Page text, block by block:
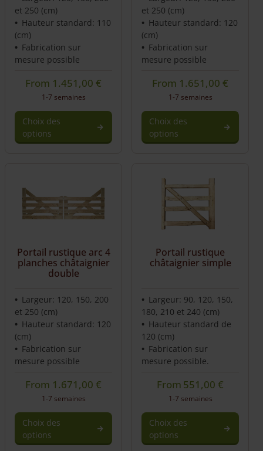
et 250 (cm)
Hauteur standard: 110
(cm)
Fabrication sur
mesure possible
From 1.451,00 €
1-7 semaines
Choix des
options
et 250 (cm)
Hauteur standard: 120
(cm)
Fabrication sur
mesure possible
From 1.651,00 €
1-7 semaines
Choix des
options
Portail rustique arc 4
planches châtaignier
double
Largeur: 120, 150, 200
et 250 (cm)
Hauteur standard: 120
(cm)
Fabrication sur
mesure possible
From 1.671,00 €
1-7 semaines
Choix des
options
Portail rustique
châtaignier simple
Largeur: 90, 120, 150,
180, 210 et 240 (cm)
Hauteur standard de
120 (cm)
Fabrication sur
mesure possible.
From 551,00€
1-7 semaines
Choix des
options